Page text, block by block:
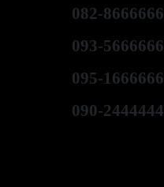
082-8666666
093-5666666
095-1666666
090-2444444